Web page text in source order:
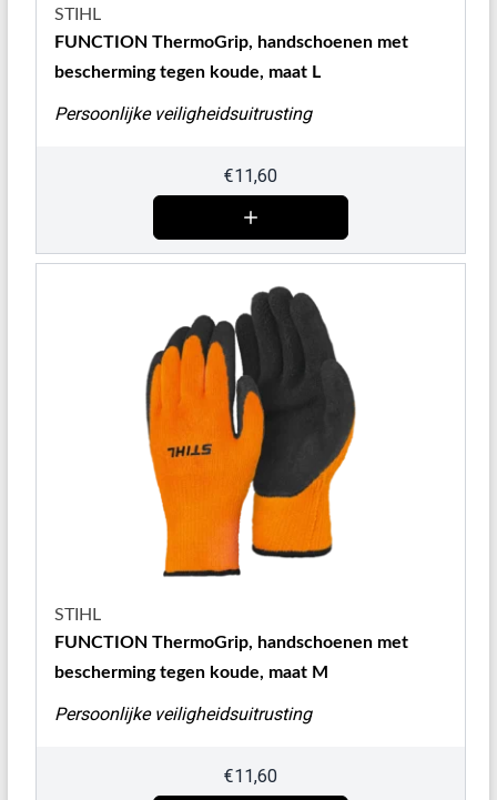
STIHL
FUNCTION ThermoGrip, handschoenen met
bescherming tegen koude, maat L
Persoonlijke veiligheidsuitrusting
€11,60
STIHL
FUNCTION ThermoGrip, handschoenen met
bescherming tegen koude, maat M
Persoonlijke veiligheidsuitrusting
€11,60